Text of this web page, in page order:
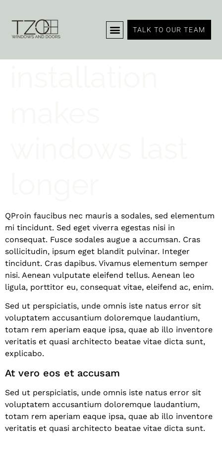
TALK TO OUR TEAM
Professional
QProin faucibus nec mauris a sodales, sed elementum
mi tincidunt. Sed eget viverra egestas nisi in
consequat. Fusce sodales augue a accumsan. Cras
sollicitudin, ipsum eget blandit pulvinar. Integer
tincidunt. Cras dapibus. Vivamus elementum semper
nisi. Aenean vulputate eleifend tellus. Aenean leo
ligula, porttitor eu, consequat vitae, eleifend ac, enim.
Sed ut perspiciatis, unde omnis iste natus error sit
voluptatem accusantium doloremque laudantium,
totam rem aperiam eaque ipsa, quae ab illo inventore
veritatis et quasi architecto beatae vitae dicta sunt,
explicabo.
At vero eos et accusam
Sed ut perspiciatis, unde omnis iste natus error sit
voluptatem accusantium doloremque laudantium,
totam rem aperiam eaque ipsa, quae ab illo inventore
veritatis et quasi architecto beatae vitae dicta sunt.